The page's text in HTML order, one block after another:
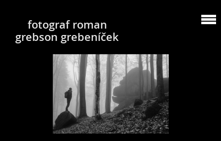
fotograf roman
grebson grebeníček